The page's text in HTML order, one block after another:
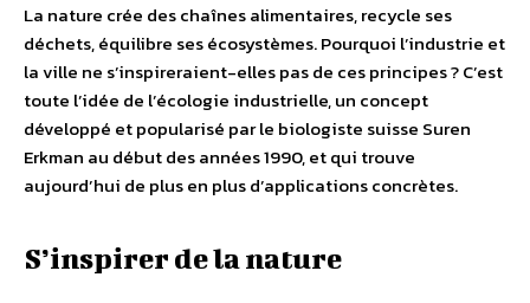
La nature crée des chaînes alimentaires, recycle ses
déchets, équilibre ses écosystèmes. Pourquoi l’industrie et
la ville ne s’inspireraient-elles pas de ces principes ? C’est
toute l’idée de l’écologie industrielle, un concept
développé et popularisé par le biologiste suisse Suren
Erkman au début des années 1990, et qui trouve
aujourd’hui de plus en plus d’applications concrètes.
S’inspirer de la nature